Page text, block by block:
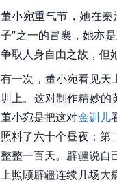
董小宛重气节，她在
子”之一的冒襄，她亦
争取人身自由之故，但
有一次，董小宛看见天
圳上。这对制作精妙的
董小宛是把这对金训儿
照料了六十个昼夜；第
整整一百天。辟疆说自
上照顾辟疆连续几场